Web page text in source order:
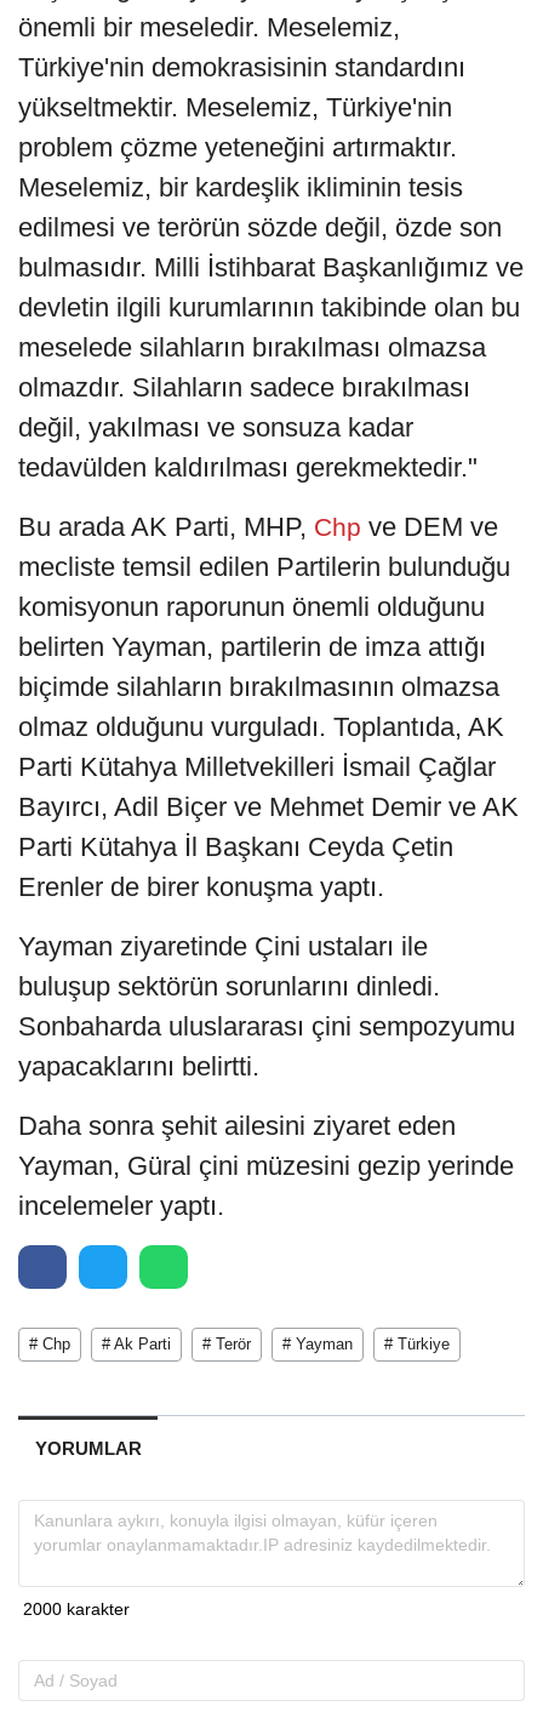
önemli bir meseledir. Meselemiz,
Türkiye'nin demokrasisinin standardını
yükseltmektir. Meselemiz, Türkiye'nin
problem çözme yeteneğini artırmaktır.
Meselemiz, bir kardeşlik ikliminin tesis
edilmesi ve terörün sözde değil, özde son
bulmasıdır. Milli İstihbarat Başkanlığımız ve
devletin ilgili kurumlarının takibinde olan bu
meselede silahların bırakılması olmazsa
olmazdır. Silahların sadece bırakılması
değil, yakılması ve sonsuza kadar
tedavülden kaldırılması gerekmektedir."
Bu arada AK Parti, MHP, Chp ve DEM ve
mecliste temsil edilen Partilerin bulunduğu
komisyonun raporunun önemli olduğunu
belirten Yayman, partilerin de imza attığı
biçimde silahların bırakılmasının olmazsa
olmaz olduğunu vurguladı. Toplantıda, AK
Parti Kütahya Milletvekilleri İsmail Çağlar
Bayırcı, Adil Biçer ve Mehmet Demir ve AK
Parti Kütahya İl Başkanı Ceyda Çetin
Erenler de birer konuşma yaptı.
Yayman ziyaretinde Çini ustaları ile
buluşup sektörün sorunlarını dinledi.
Sonbaharda uluslararası çini sempozyumu
yapacaklarını belirtti.
Daha sonra şehit ailesini ziyaret eden
Yayman, Güral çini müzesini gezip yerinde
incelemeler yaptı.
# Chp # Ak Parti # Terör # Yayman # Türkiye
YORUMLAR